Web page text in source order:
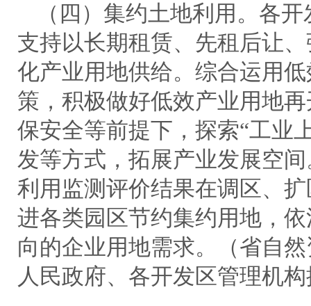
（四）集约土地利用。各
支持以长期租赁、先租后让
化产业用地供给。综合运用
策，积极做好低效产业用地
保安全等前提下，探索“工业
发等方式，拓展产业发展空
利用监测评价结果在调区、
进各类园区节约集约用地，
向的企业用地需求。（省自
人民政府、各开发区管理机